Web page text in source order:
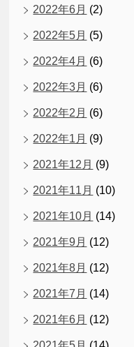
2022年6月 (2)
2022年5月 (5)
2022年4月 (6)
2022年3月 (6)
2022年2月 (6)
2022年1月 (9)
2021年12月 (9)
2021年11月 (10)
2021年10月 (14)
2021年9月 (12)
2021年8月 (12)
2021年7月 (14)
2021年6月 (12)